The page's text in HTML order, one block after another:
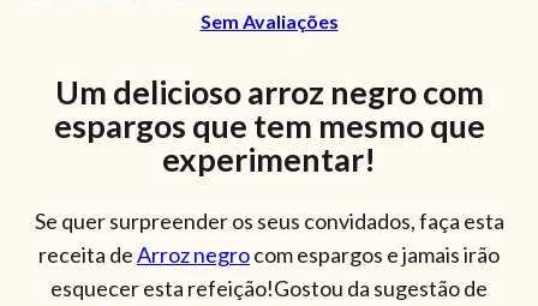
Sem Avaliações
Um delicioso arroz negro com
espargos que tem mesmo que
experimentar!
Se quer surpreender os seus convidados, faça esta
receita deArroz negrocom espargos e jamais irão
esquecer esta refeição!Gostou da sugestão de